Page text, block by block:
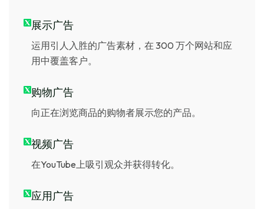
展示广告
运用引人入胜的广告素材，在 300 万个网站和应
用中覆盖客户。
购物广告
向正在浏览商品的购物者展示您的产品。
视频广告
在YouTube上吸引观众并获得转化。
应用广告